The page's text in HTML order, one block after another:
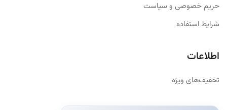
حریم خصوصی و سیاست
شرایط استفاده
اطلاعات
تخفیف‌های ویژه